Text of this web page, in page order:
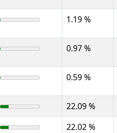
1.19 %
0.97 %
0.59 %
22.09 %
22.02 %